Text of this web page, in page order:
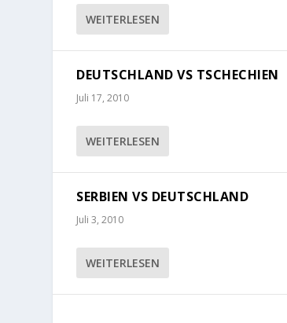
WEITERLESEN
DEUTSCHLAND VS TSCHECHIEN
Juli 17, 2010
WEITERLESEN
SERBIEN VS DEUTSCHLAND
Juli 3, 2010
WEITERLESEN